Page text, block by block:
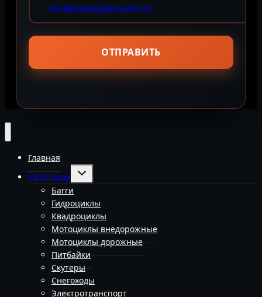
конфиденциальности
Главная
Категории
Переключить
Багги
Гидроциклы
Квадроциклы
Мотоциклы внедорожные
Мотоциклы дорожные
Питбайки
Скутеры
Снегоходы
Электротранспорт